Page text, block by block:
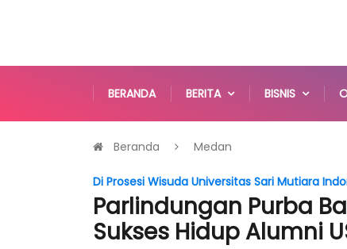
BERANDA BERITA BISNIS
Beranda Medan
Di Prosesi Wisuda Universitas Sari Mutiara
Parlindungan Purba
Sukses Hidup Alumni